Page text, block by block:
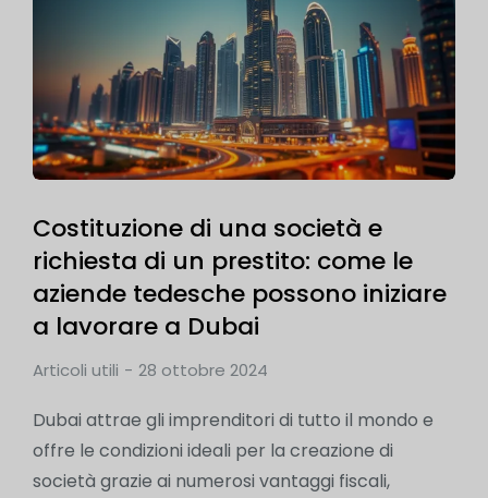
Costituzione di una società e
richiesta di un prestito: come le
aziende tedesche possono iniziare
a lavorare a Dubai
Articoli utili 28 ottobre 2024
Dubai attrae gli imprenditori di tutto il mondo e
offre le condizioni ideali per la creazione di
società grazie ai numerosi vantaggi fiscali,